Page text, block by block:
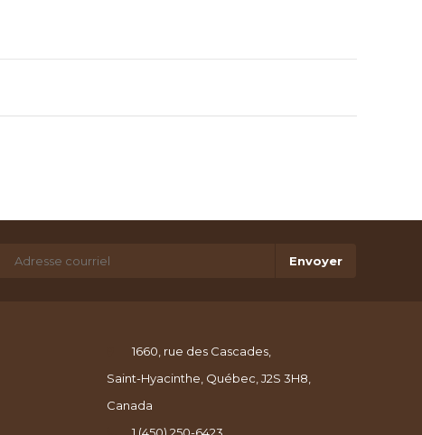
Envoyer
1660, rue des Cascades,
Saint-Hyacinthe, Québec, J2S 3H8,
Canada